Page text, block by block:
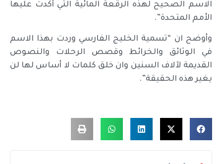
الاسم الصحيح لهذه الرقعة المائية التي أكدت عليها
الأمم المتحدة”.
وأوضح ان “تسمية الخليج الفارسي وردت بهذا الاسم
في الوثائق والخرائط وقصص الرحلات والنصوص
القديمة لآلاف السنين وان خلق كلمات لا أساس لها لن
يغير هذه الحقيقة”.